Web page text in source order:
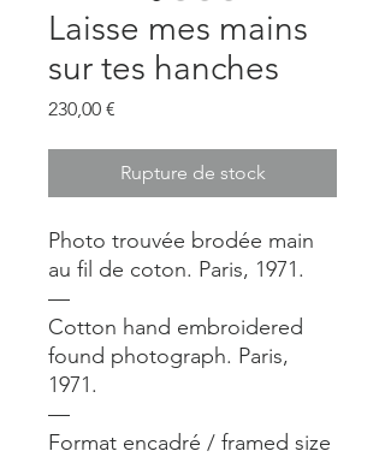
Laisse mes mains
sur tes hanches
230,00 €
Rupture de stock
Photo trouvée brodée main
au fil de coton. Paris, 1971.
—
Cotton hand embroidered
found photograph. Paris,
1971.
—
Format encadré / framed size